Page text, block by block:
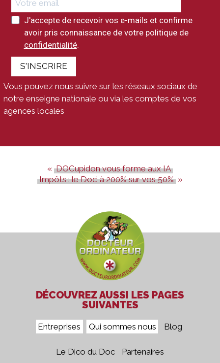
J'accepte de recevoir vos e-mails et confirme
avoir pris connaissance de votre politique de
confidentialité.
S'INSCRIRE
Vous pouvez nous suivre sur les réseaux sociaux de
notre enseigne nationale ou via les comptes de vos
agences locales
DOCupidon vous forme aux IA
Impôts : le Doc’ à 200% sur vos 50%
DÉCOUVREZ AUSSI LES PAGES
SUIVANTES
Entreprises Qui sommes nous Blog
Le Dico du Doc Partenaires